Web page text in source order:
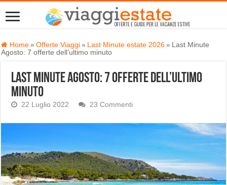
Home » Offerte Viaggi » Last Minute estate 2026 » Last Minute
Agosto: 7 offerte dell’ultimo minuto
Last Minute Agosto: 7 offerte dell’ultimo
minuto
22 Luglio 2022 23 Commenti